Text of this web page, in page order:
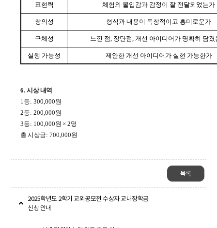
표현력
체험의 몰입감과 감정이 잘 전달되었는가
창의성 형식과 내용이 독창적이고 흥미로운가
구체성 느낀 점 장단점 개선 아이디어가 명확히 담겼
실행 가능성 제안한 개선 아이디어가 실현 가능한가
6.시상 내역
1 등: 300,000원
2등: 200,000원
3등: 100,000원 × 2명
총 시상금: 700,000원
목록
2025학년도 2학기 교외공모전 수상자 교내장학금
신청 안내